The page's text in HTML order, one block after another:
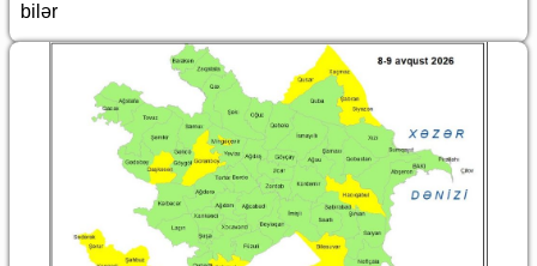
bilər